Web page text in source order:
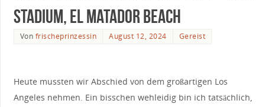
Stadium, El Matador Beach
Von frischeprinzessin August 12, 2024 Gereist
Heute mussten wir Abschied von dem großartigen Los
Angeles nehmen. Ein bisschen wehleidig bin ich tatsächlich,